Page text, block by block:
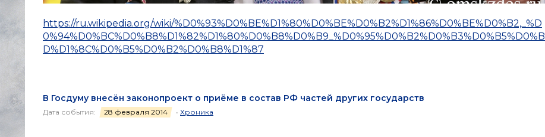
https://ru.wikipedia.org/wiki/%D0%93%D0%BE%D1%80%D0%BE%D0%B2%D1%86%D0%BE%D0%B2,_%D
0%94%D0%BC%D0%B8%D1%82%D1%80%D0%B8%D0%B9_%D0%95%D0%B2%D0%B3%D0%B5%D0%B
D%D1%8C%D0%B5%D0%B2%D0%B8%D1%87
В Госдуму внесён законопроект о приёме в состав РФ частей других государств
Дата события: 28 февраля 2014 • Хроника